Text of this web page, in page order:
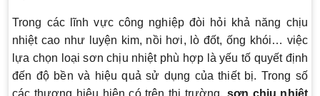
Trong các lĩnh vực công nghiệp đòi hỏi khả năng chịu
nhiệt cao như luyện kim, nồi hơi, lò đốt, ống khói… việc
lựa chọn loại sơn chịu nhiệt phù hợp là yếu tố quyết định
đến độ bền và hiệu quả sử dụng của thiết bị. Trong số
các thương hiệu hiện có trên thị trường, sơn chịu nhiệt